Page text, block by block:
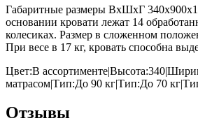
Габаритные размеры ВхШхГ
основании кровати лежат 14
колесиках. Размер в сложенном
При весе в 17 кг, кровать способна
Цвет:В
матрасом|Тип:До 90 кг|Тип:До 70
Отзывы